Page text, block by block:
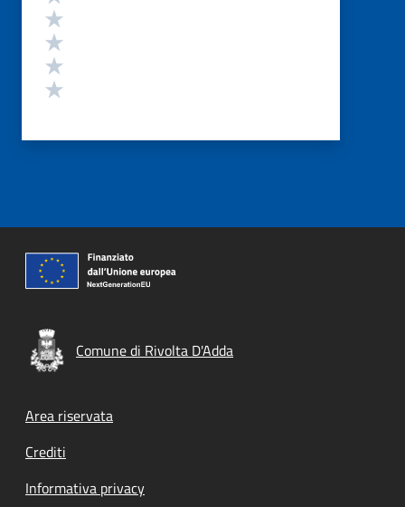
Comune di Rivolta D'Adda
Footer menu
Area riservata
Crediti
Informativa privacy